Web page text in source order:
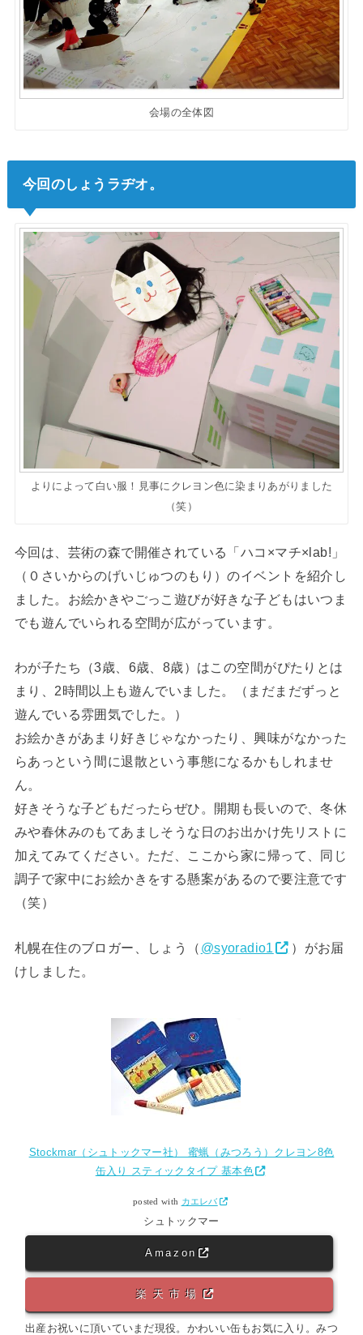
会場の全体図
今回のしょうラヂオ。
よりによって白い服！見事にクレヨン色に染まりあがりました
（笑）
今回は、芸術の森で開催されている「ハコ×マチ×lab!」
（０さいからのげいじゅつのもり）のイベントを紹介し
ました。お絵かきやごっこ遊びが好きな子どもはいつま
でも遊んでいられる空間が広がっています。
わが子たち（3歳、6歳、8歳）はこの空間がぴたりとは
まり、2時間以上も遊んでいました。（まだまだずっと
遊んでいる雰囲気でした。）
お絵かきがあまり好きじゃなかったり、興味がなかった
らあっという間に退散という事態になるかもしれませ
ん。
好きそうな子どもだったらぜひ。開期も長いので、冬休
みや春休みのもてあましそうな日のお出かけ先リストに
加えてみてください。ただ、ここから家に帰って、同じ
調子で家中にお絵かきをする懸案があるので要注意です
（笑）
札幌在住のブロガー、しょう（ @syoradio1
）がお届
けしました。
Stockmar（シュトックマー社） 蜜蝋（みつろう）クレヨン8色
缶入り スティックタイプ 基本色
posted with カエレバ
シュトックマー
Amazon
楽天市場
出産お祝いに頂いていまだ現役。かわいい缶もお気に入り。みつ